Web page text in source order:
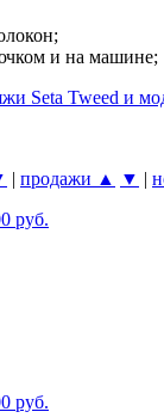
и на машине;
Seta Tweed и
| продажи ▲ ▼ |
руб.
руб.